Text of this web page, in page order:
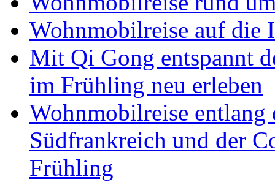
Wohnmobilreise auf die
Mit Qi Gong entspannt
im Frühling neu erleben
Wohnmobilreise
Südfrankreich und der
Frühling